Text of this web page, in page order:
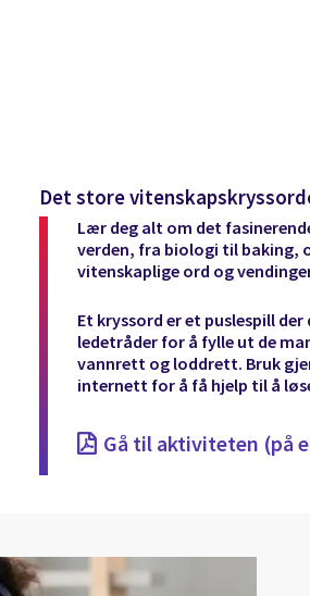
Det store
Lær deg alt om det
verden, fra biologi til baking,
vitenskaplige ord og
Et kryssord er et puslespill der
ledetråder for å fylle ut de
vannrett og loddrett. Bruk
internett for å få hjelp til å
Gå til aktiviteten (på